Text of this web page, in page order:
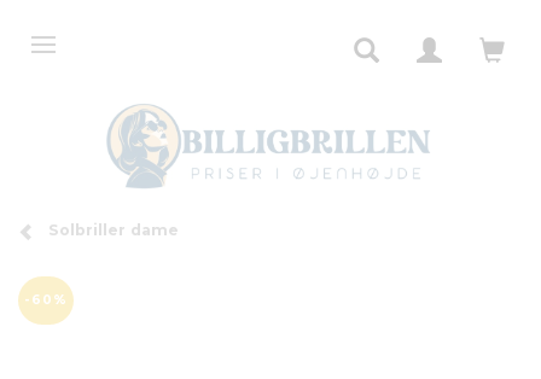
Solbriller dame
-60%